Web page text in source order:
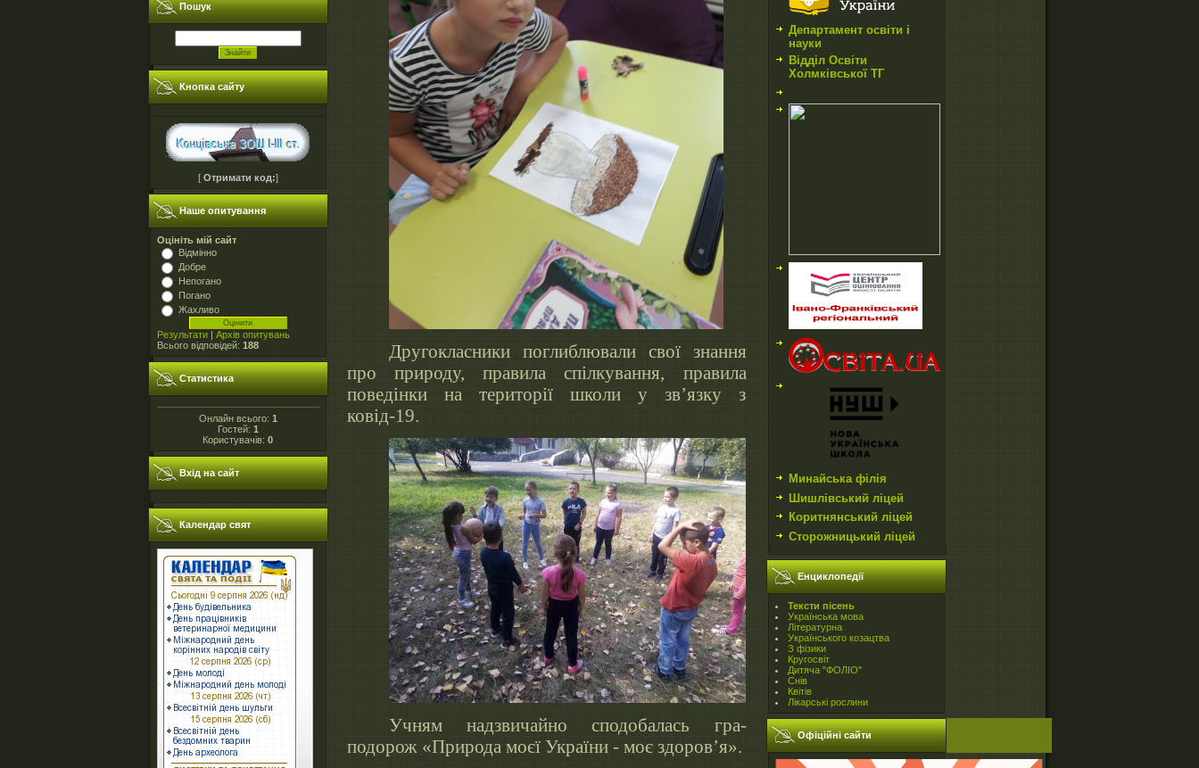
Пошук
Кнопка сайту
[ Отримати код:]
Наше опитування
Оцініть мій сайт
Відмінно
Добре
Непогано
Погано
Жахливо
Результати| Архів опитувань
Всього відповідей: 188
Статистика
Онлайн всього: 1
Гостей: 1
Користувачів: 0
Вхід на сайт
Календар свят
Другокласники поглиблювали свої знання
про природу, правила спілкування, правила
поведінки на території школи у зв’язку з
ковід-19.
Учням надзвичайно сподобалась гра-
подорож «Природа моєї України - моє здоров’я».
Департамент освіти і
науки
Відділ Освіти
Холмківської ТГ
Минайська філія
Шишлівський ліцей
Коритнянський ліцей
Сторожницький ліцей
Енциклопедії
Teксти пісень
Українська мова
Літературна
Українського козацтва
З фізики
Кругосвіт
Дитяча "ФОЛІО"
Снів
Квітів
Лікарські рослини
Офіційні сайти